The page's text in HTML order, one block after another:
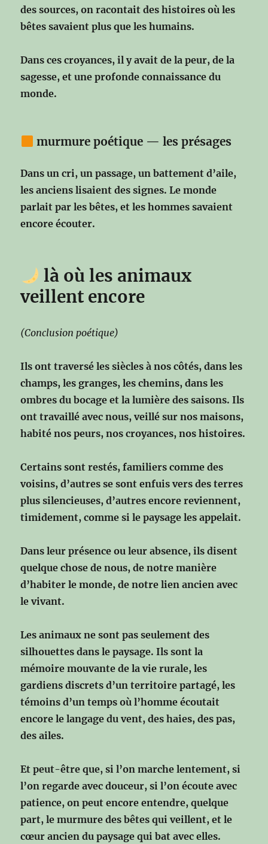
des sources, on racontait des histoires où les
bêtes savaient plus que les humains.
Dans ces croyances, il y avait de la peur, de la
sagesse, et une profonde connaissance du
monde.
murmure poétique — les présages
Dans un cri, un passage, un battement d’aile,
les anciens lisaient des signes. Le monde
parlait par les bêtes, et les hommes savaient
encore écouter.
là où les animaux
veillent encore
(Conclusion poétique)
Ils ont traversé les siècles à nos côtés, dans les
champs, les granges, les chemins, dans les
ombres du bocage et la lumière des saisons. Ils
ont travaillé avec nous, veillé sur nos maisons,
habité nos peurs, nos croyances, nos histoires.
Certains sont restés, familiers comme des
voisins, d’autres se sont enfuis vers des terres
plus silencieuses, d’autres encore reviennent,
timidement, comme si le paysage les appelait.
Dans leur présence ou leur absence, ils disent
quelque chose de nous, de notre manière
d’habiter le monde, de notre lien ancien avec
le vivant.
Les animaux ne sont pas seulement des
silhouettes dans le paysage. Ils sont la
mémoire mouvante de la vie rurale, les
gardiens discrets d’un territoire partagé, les
témoins d’un temps où l’homme écoutait
encore le langage du vent, des haies, des pas,
des ailes.
Et peut-être que, si l’on marche lentement, si
l’on regarde avec douceur, si l’on écoute avec
patience, on peut encore entendre, quelque
part, le murmure des bêtes qui veillent, et le
cœur ancien du paysage qui bat avec elles.